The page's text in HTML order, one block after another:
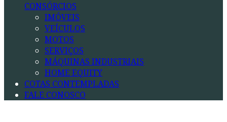
CONSÓRCIOS
IMÓVEIS
VEÍCULOS
MOTOS
SERVIÇOS
MÁQUINAS INDUSTRIAIS
HOME EQUITY
COTAS CONTEMPLADAS
FALE CONOSCO